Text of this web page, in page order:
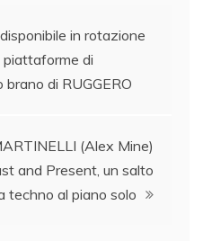
in rotazione
di
brano di RUGGERO
(Alex Mine)
and Present, un salto
techno al piano solo